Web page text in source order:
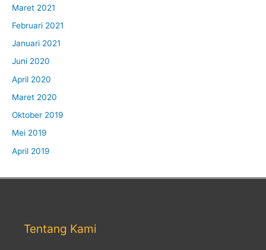
Maret 2021
Februari 2021
Januari 2021
Juni 2020
April 2020
Maret 2020
Oktober 2019
Mei 2019
April 2019
Tentang Kami